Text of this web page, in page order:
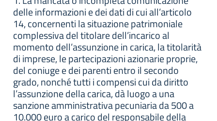
delle informazioni e dei dati di cui all’articolo
14, concernenti la situazione patrimoniale
complessiva del titolare dell’incarico al
momento dell’assunzione in carica, la titolarità
di imprese, le partecipazioni azionarie proprie,
del coniuge e dei parenti entro il secondo
grado, nonché tutti i compensi cui da diritto
l’assunzione della carica, dà luogo a una
sanzione amministrativa pecuniaria da 500 a
10.000 euro a carico del responsabile della